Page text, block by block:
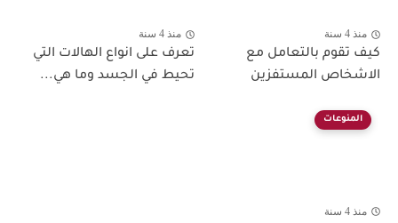
منذ 4 سنة
كيف تقوم بالتعامل مع
الاشخاص المستفزين
منذ 4 سنة
تعرف على انواع الهالات التي
تحيط في الجسد وما هي...
المنوعات
منذ 4 سنة